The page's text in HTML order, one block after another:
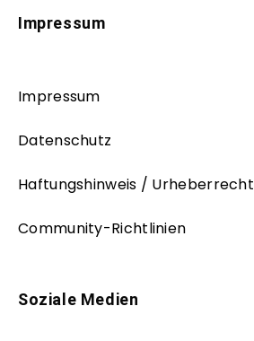
Impressum
Impressum
Datenschutz
Haftungshinweis / Urheberrecht
Community-Richtlinien
Soziale Medien